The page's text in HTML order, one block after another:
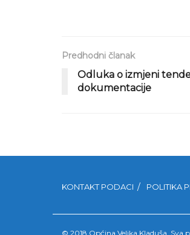
Predhodni članak
Odluka o izmjeni
dokumentacije
KONTAKT PODACI POLITIKA
© 2018 Općina Velika Kladuša. Sva